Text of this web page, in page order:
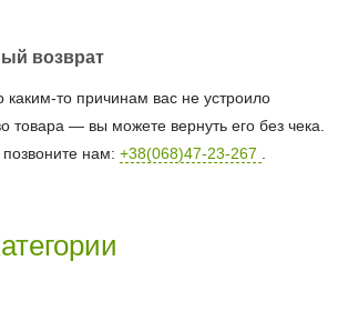
возврат
каким-то причинам вас не устроило
товара — вы можете вернуть его без чека.
нам: +38(068)47-23-267